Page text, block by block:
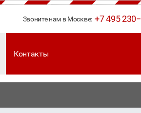
Звоните нам в Москве:+7 495
Контакты